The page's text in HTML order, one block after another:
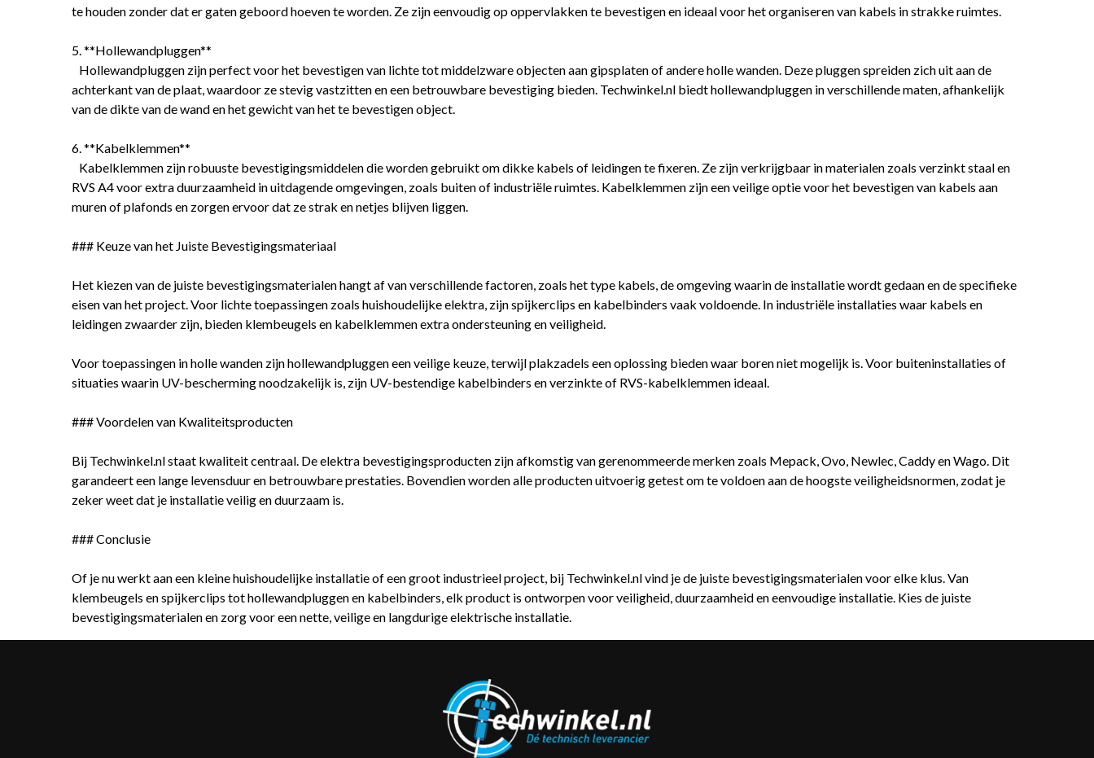
te houden zonder dat er gaten geboord hoeven te worden. Ze zijn eenvoudig op oppervlakken te bevestigen en ideaal voor het organiseren van kabels in strakke ruimtes.
5. **Hollewandpluggen**
Hollewandpluggen zijn perfect voor het bevestigen van lichte tot middelzware objecten aan gipsplaten of andere holle wanden. Deze pluggen spreiden zich uit aan de
achterkant van de plaat, waardoor ze stevig vastzitten en een betrouwbare bevestiging bieden. Techwinkel.nl biedt hollewandpluggen in verschillende maten, afhankelijk
van de dikte van de wand en het gewicht van het te bevestigen object.
6. **Kabelklemmen**
Kabelklemmen zijn robuuste bevestigingsmiddelen die worden gebruikt om dikke kabels of leidingen te fixeren. Ze zijn verkrijgbaar in materialen zoals verzinkt staal en
RVS A4 voor extra duurzaamheid in uitdagende omgevingen, zoals buiten of industriële ruimtes. Kabelklemmen zijn een veilige optie voor het bevestigen van kabels aan
muren of plafonds en zorgen ervoor dat ze strak en netjes blijven liggen.
### Keuze van het Juiste Bevestigingsmateriaal
Het kiezen van de juiste bevestigingsmaterialen hangt af van verschillende factoren, zoals het type kabels, de omgeving waarin de installatie wordt gedaan en de specifieke
eisen van het project. Voor lichte toepassingen zoals huishoudelijke elektra, zijn spijkerclips en kabelbinders vaak voldoende. In industriële installaties waar kabels en
leidingen zwaarder zijn, bieden klembeugels en kabelklemmen extra ondersteuning en veiligheid.
Voor toepassingen in holle wanden zijn hollewandpluggen een veilige keuze, terwijl plakzadels een oplossing bieden waar boren niet mogelijk is. Voor buiteninstallaties of
situaties waarin UV-bescherming noodzakelijk is, zijn UV-bestendige kabelbinders en verzinkte of RVS-kabelklemmen ideaal.
### Voordelen van Kwaliteitsproducten
Bij Techwinkel.nl staat kwaliteit centraal. De elektra bevestigingsproducten zijn afkomstig van gerenommeerde merken zoals Mepack, Ovo, Newlec, Caddy en Wago. Dit
garandeert een lange levensduur en betrouwbare prestaties. Bovendien worden alle producten uitvoerig getest om te voldoen aan de hoogste veiligheidsnormen, zodat je
zeker weet dat je installatie veilig en duurzaam is.
### Conclusie
Of je nu werkt aan een kleine huishoudelijke installatie of een groot industrieel project, bij Techwinkel.nl vind je de juiste bevestigingsmaterialen voor elke klus. Van
klembeugels en spijkerclips tot hollewandpluggen en kabelbinders, elk product is ontworpen voor veiligheid, duurzaamheid en eenvoudige installatie. Kies de juiste
bevestigingsmaterialen en zorg voor een nette, veilige en langdurige elektrische installatie.